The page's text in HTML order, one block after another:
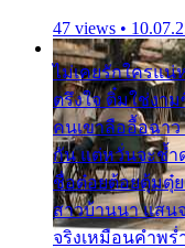
47 views •
ไม่เคยรักใครแน่
ตรึงใจ ติ๋มใช่งา
คนเขาลืออื้อฉา
กัน แต่หวั่นจะช้ำ
ชื่อต๋อยต้อยตุ้มตุ๋ย
สาวบ้านนา แสน
จริงเหมือนคำพ